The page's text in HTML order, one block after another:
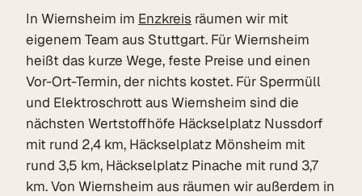
In Wiernsheim im Enzkreis räumen wir mit
eigenem Team aus Stuttgart. Für Wiernsheim
heißt das kurze Wege, feste Preise und einen
Vor-Ort-Termin, der nichts kostet. Für Sperrmüll
und Elektroschrott aus Wiernsheim sind die
nächsten Wertstoffhöfe Häckselplatz Nussdorf
mit rund 2,4 km, Häckselplatz Mönsheim mit
rund 3,5 km, Häckselplatz Pinache mit rund 3,7
km. Von Wiernsheim aus räumen wir außerdem in